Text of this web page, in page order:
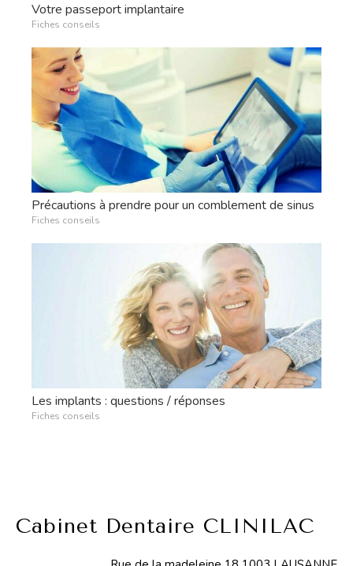
Votre passeport implantaire
Fiches conseils
Précautions à prendre pour un comblement de sinus
Fiches conseils
Les implants : questions / réponses
Fiches conseils
Cabinet Dentaire CLINILAC